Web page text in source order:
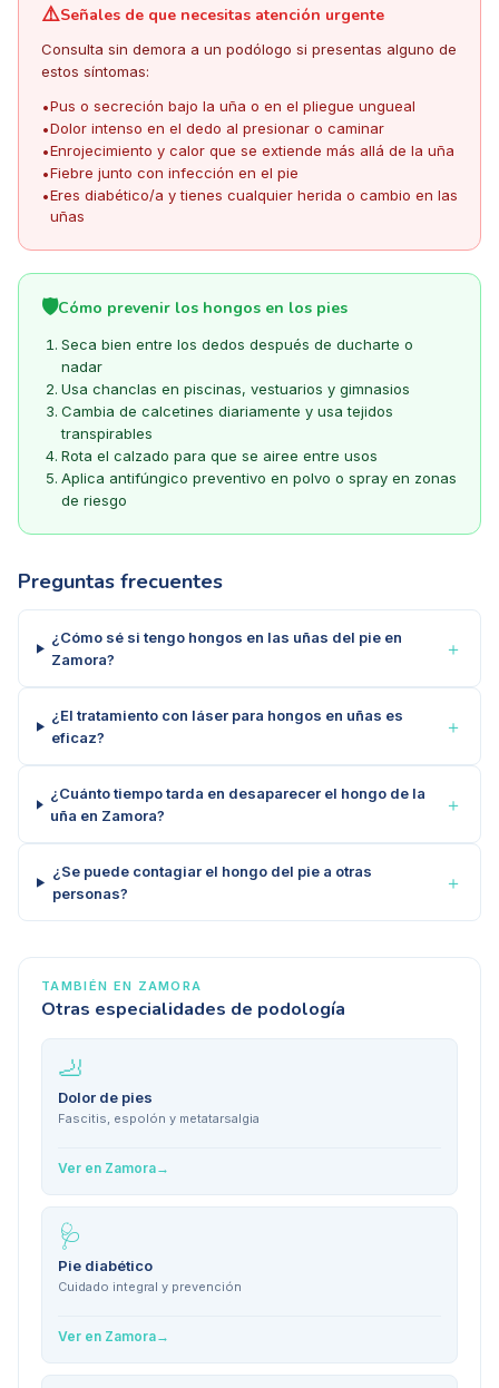
⚠️Señales de que necesitas atención urgente
Consulta sin demora a un podólogo si presentas alguno de
estos síntomas:
•Pus o secreción bajo la uña o en el pliegue ungueal
•Dolor intenso en el dedo al presionar o caminar
•Enrojecimiento y calor que se extiende más allá de la uña
•Fiebre junto con infección en el pie
•Eres diabético/a y tienes cualquier herida o cambio en las
uñas
🛡️Cómo prevenir los hongos en los pies
Seca bien entre los dedos después de ducharte o
nadar
Usa chanclas en piscinas, vestuarios y gimnasios
Cambia de calcetines diariamente y usa tejidos
transpirables
Rota el calzado para que se airee entre usos
Aplica antifúngico preventivo en polvo o spray en zonas
de riesgo
Preguntas frecuentes
¿Cómo sé si tengo hongos en las uñas del pie en
Zamora?
＋
¿El tratamiento con láser para hongos en uñas es
eficaz?
＋
¿Cuánto tiempo tarda en desaparecer el hongo de la
uña en Zamora?
＋
¿Se puede contagiar el hongo del pie a otras
personas?
＋
TAMBIÉN EN ZAMORA
Otras especialidades de podología
🦶
Dolor de pies
Fascitis, espolón y metatarsalgia
Ver en Zamora→
🩺
Pie diabético
Cuidado integral y prevención
Ver en Zamora→